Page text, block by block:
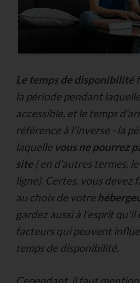
Le temps de disponibilité
la période pendant
accessible, et le temps
référence à l'inverse - la
laquelle vous ne pourrez
site( en d'autres termes,
ligne). Certes, vous devez
au choix de votre
gardez aussi à l'esprit qu'il
facteurs qui peuvent
temps de disponibilité.
Cependant, il faut